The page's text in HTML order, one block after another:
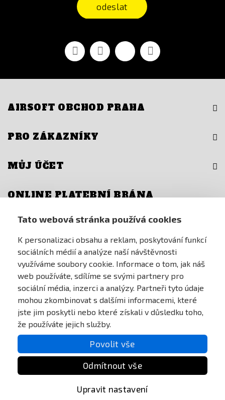
Tato webová stránka používá cookies
K personalizaci obsahu a reklam, poskytování funkcí
sociálních médií a analýze naší návštěvnosti
využíváme soubory cookie. Informace o tom, jak náš
web používáte, sdílíme se svými partnery pro
sociální média, inzerci a analýzy. Partneři tyto údaje
mohou zkombinovat s dalšími informacemi, které
jste jim poskytli nebo které získali v důsledku toho,
že používáte jejich služby.
Povolit vše
Odmítnout vše
Upravit nastavení
odeslat
FacebookYouTubeVimeo Instagram
AIRSOFT OBCHOD PRAHA
PRO ZÁKAZNÍKY
MŮJ ÚČET
ONLINE PLATEBNÍ BRÁNA